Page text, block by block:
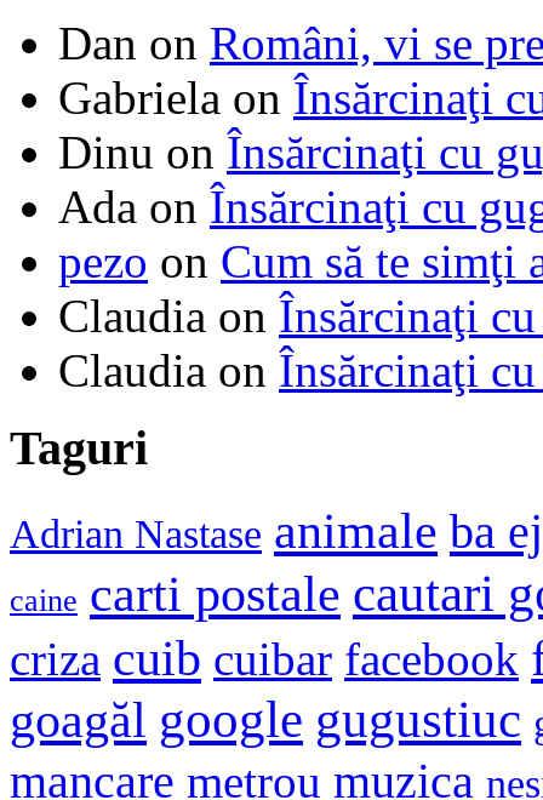
Dan on Români, vi se
Gabriela on Însărcinaţi
Dinu on Însărcinaţi cu
Ada on Însărcinaţi cu
pezo on Cum să te simţi
Claudia on Însărcinaţi
Claudia on Însărcinaţi
Taguri
Adrian Nastase animale ba
caine carti postale cautari
criza cuib cuibar facebook
goagăl google gugustiuc
mancare metrou muzica